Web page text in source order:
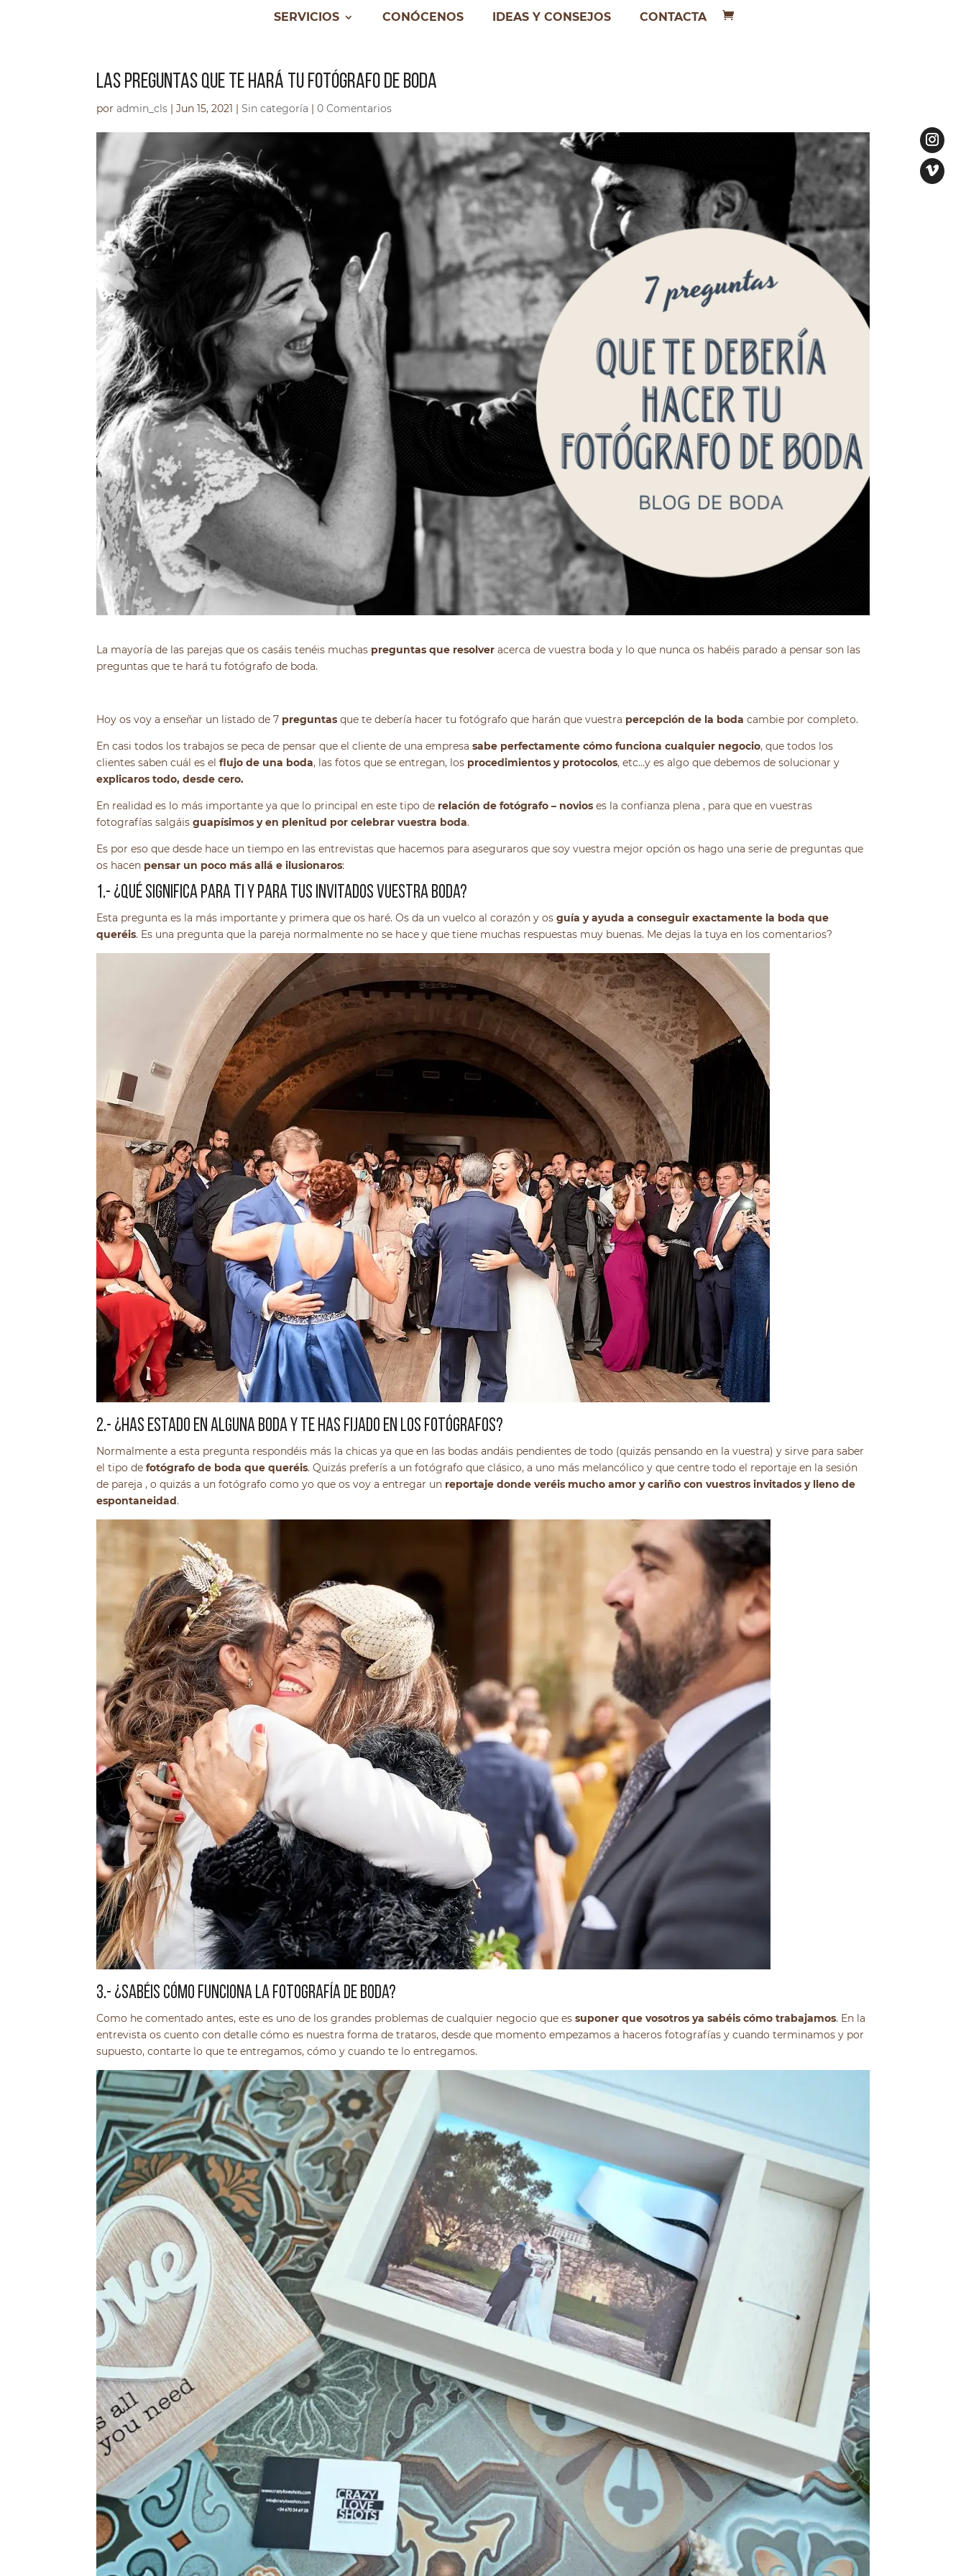
SERVICIOS CONÓCENOS IDEAS Y CONSEJOS CONTACTA
LAS PREGUNTAS QUE TE HARÁ TU FOTÓGRAFO DE BODA
poradmin_cls |Jun 15, 2021 |Sin categoría |0 Comentarios
La mayoría de las parejas que os casáis tenéis muchas preguntas que resolver acerca de vuestra boda y lo que nunca os habéis parado a pensar son las
preguntas que te hará tu fotógrafo de boda.
Hoy os voy a enseñar un listado de 7 preguntas que te debería hacer tu fotógrafo que harán que vuestra percepción de la boda cambie por completo.
En casi todos los trabajos se peca de pensar que el cliente de una empresasabe perfectamente cómo funciona cualquier negocio, que todos los
clientes saben cuál es elflujo de una boda, las fotos que se entregan, los procedimientos y protocolos, etc…y es algo que debemos de solucionar y
explicaros todo, desde cero.
En realidad es lo más importante ya que lo principal en este tipo de relación de fotógrafo – novios es la confianza plena , para que en vuestras
fotografías salgáisguapísimos y en plenitud por celebrar vuestra boda.
Es por eso que desde hace un tiempo en las entrevistas que hacemos para aseguraros que soy vuestra mejor opción os hago una serie de preguntas que
os hacen pensar un poco más allá e ilusionaros:
1.- ¿QUÉ SIGNIFICA PARA TI Y PARA TUS INVITADOS VUESTRA BODA?
Esta pregunta es la más importante y primera que os haré. Os da un vuelco al corazón y osguía y ayuda a conseguir exactamente la boda que
queréis. Es una pregunta que la pareja normalmente no se hace y que tiene muchas respuestas muy buenas. Me dejas la tuya en los comentarios?
2.- ¿HAS ESTADO EN ALGUNA BODA Y TE HAS FIJADO EN LOS FOTÓGRAFOS?
Normalmente a esta pregunta respondéis más la chicas ya que en las bodas andáis pendientes de todo (quizás pensando en la vuestra) y sirve para saber
el tipo defotógrafo de boda que queréis. Quizás preferís a un fotógrafo que clásico, a uno más melancólico y que centre todo el reportaje en la sesión
de pareja , o quizás a un fotógrafo como yo que os voy a entregar un reportaje donde veréis mucho amor y cariño con vuestros invitados y lleno de
espontaneidad.
3.- ¿SABÉIS CÓMO FUNCIONA LA FOTOGRAFÍA DE BODA?
Como he comentado antes, este es uno de los grandes problemas de cualquier negocio que essuponer que vosotros ya sabéis cómo trabajamos. En la
entrevista os cuento con detalle cómo es nuestra forma de trataros, desde que momento empezamos a haceros fotografías y cuando terminamos y por
supuesto, contarte lo que te entregamos, cómo y cuando te lo entregamos.